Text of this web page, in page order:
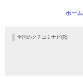
ホーム
全国のクチコミナビ(R)